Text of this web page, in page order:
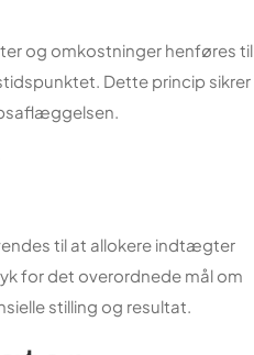
og omkostninger henføres til
Dette princip sikrer
til at allokere indtægter
for det overordnede mål om
stilling og resultat.